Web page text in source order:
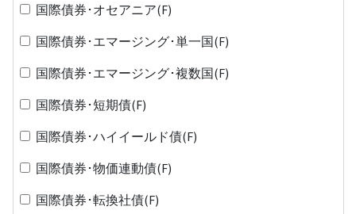
国際債券･オセアニア(F)
国際債券･エマージング･単一国(F)
国際債券･エマージング･複数国(F)
国際債券･短期債(F)
国際債券･ハイイールド債(F)
国際債券･物価連動債(F)
国際債券･転換社債(F)